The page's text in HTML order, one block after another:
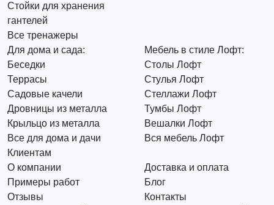
Стойки для хранения
гантелей
Все тренажеры
Для дома и сада:
Беседки
Террасы
Садовые качели
Дровницы из металла
Крыльцо из металла
Все для дома и дачи
Мебель в стиле Лофт:
Столы Лофт
Стулья Лофт
Стеллажи Лофт
Тумбы Лофт
Вешалки Лофт
Вся мебель Лофт
Клиентам
О компании
Доставка и оплата
Примеры работ
Блог
Отзывы
Контакты